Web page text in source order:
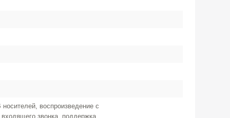
воспроизведение с
звонка, поддержка